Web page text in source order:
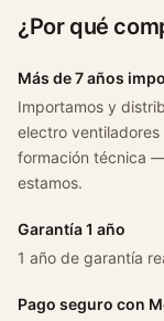
¿Por qué
Más de 7 años
Importamos y
electro
formación técnica
estamos.
Garantía 1 año
1 año de garantía
Pago seguro con